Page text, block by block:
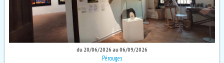
du 20/06/2026 au 06/09/2026
Pérouges